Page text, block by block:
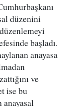
düzenini
başladı.
anayasa
ve
ise bu
anayasal